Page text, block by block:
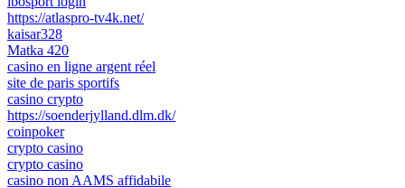
https://atlaspro-tv4k.net/
kaisar328
Matka 420
casino en ligne argent réel
site de paris sportifs
casino crypto
https://soenderjylland.dlm.dk/
coinpoker
crypto casino
crypto casino
casino non AAMS affidabile